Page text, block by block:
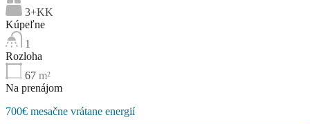
3+KK
Kúpeľne
1
Rozloha
67 m²
Na prenájom
700€ mesačne vrátane energií